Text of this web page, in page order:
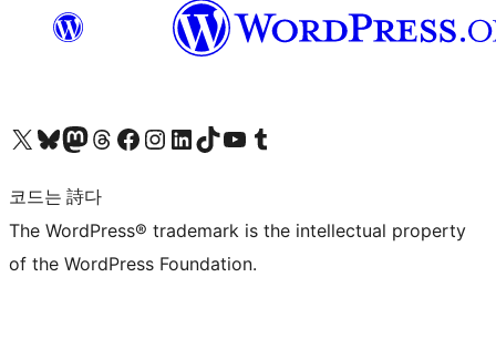
X(이전 트위터) 계정 방문하기블루스카이 계정 방문하기마스토돈 계정 방문하기스레드 계정 방문하기 페이스북 페이지 방문하기인스타그램 계정 방문하기 LinkedIn 계정 방문하기틱톡 계정 방문하기유튜브 채널 방문하기 텀블러 계정 방문하기
코드는 詩다
The WordPress® trademark is the intellectual property
of the WordPress Foundation.